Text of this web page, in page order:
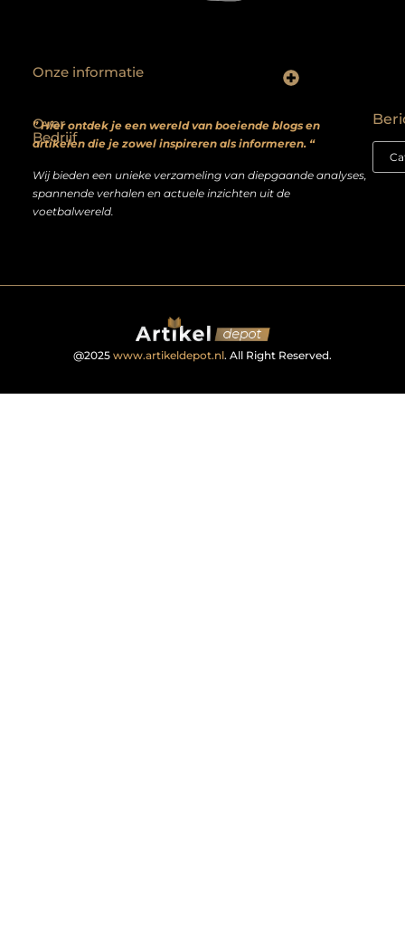
Over
Bedrijf
” Hier ontdek je een wereld van boeiende blogs en
artikelen die je zowel inspireren als informeren. “
Wij bieden een unieke verzameling van diepgaande analyses,
spannende verhalen en actuele inzichten uit de
voetbalwereld.
Onze informatie
@2025 www.artikeldepot.nl. All Right Reserved.